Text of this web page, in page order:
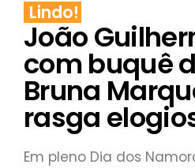
Lindo!
João
com buquê
Bruna
rasga
Em pleno Dia dos